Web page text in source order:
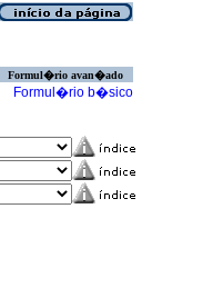
Formul�rio avan�ado
Formul�rio b�sico